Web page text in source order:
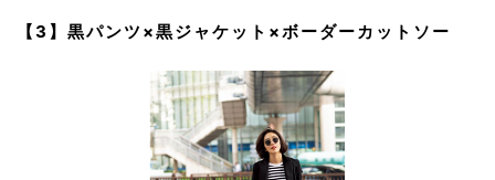
【3】黒パンツ×黒ジャケット×ボーダーカットソー